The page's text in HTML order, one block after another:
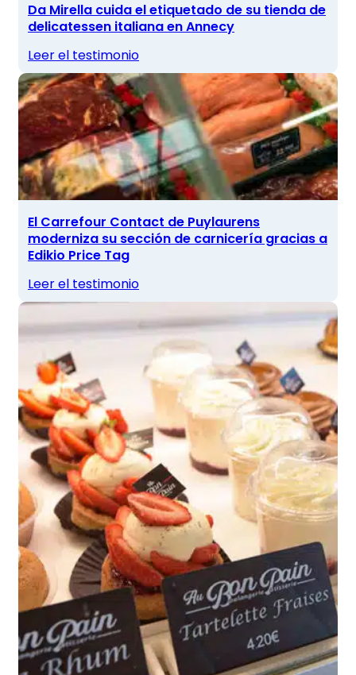
Da Mirella cuida el etiquetado de su tienda de
delicatessen italiana en Annecy
Leer el testimonio
El Carrefour Contact de Puylaurens
moderniza su sección de carnicería gracias a
Edikio Price Tag
Leer el testimonio